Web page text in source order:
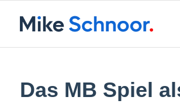
Das MB Spiel